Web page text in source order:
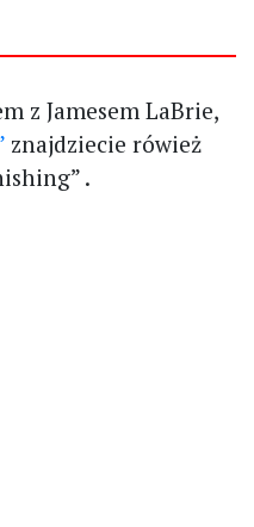
z Jamesem LaBrie,
znajdziecie rówież
.